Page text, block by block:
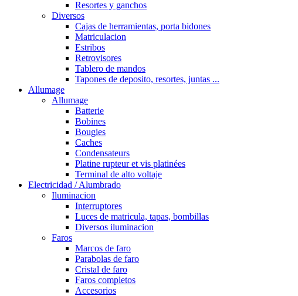
Resortes y ganchos
Diversos
Cajas de herramientas, porta bidones
Matriculacion
Estribos
Retrovisores
Tablero de mandos
Tapones de deposito, resortes, juntas ...
Allumage
Allumage
Batterie
Bobines
Bougies
Caches
Condensateurs
Platine rupteur et vis platinées
Terminal de alto voltaje
Electricidad / Alumbrado
Iluminacion
Interruptores
Luces de matricula, tapas, bombillas
Diversos iluminacion
Faros
Marcos de faro
Parabolas de faro
Cristal de faro
Faros completos
Accesorios